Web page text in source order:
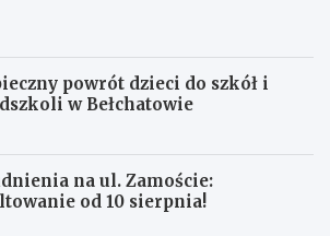
powrót dzieci do szkół i
w Bełchatowie
na ul. Zamoście:
od 10 sierpnia!